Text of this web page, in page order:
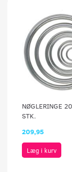
NØGLERINGE
STK.
209,95
Læg i kurv